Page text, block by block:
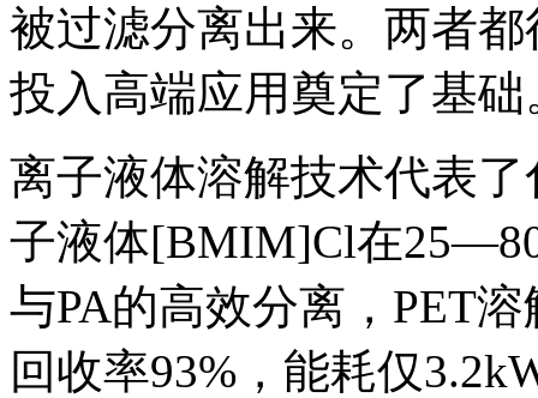
被过滤分离出来。两者
投入高端应用奠定了基础
离子液体溶解技术代表
子液体[BMIM]Cl在
与PA的高效分离，PET
回收率93%，能耗仅